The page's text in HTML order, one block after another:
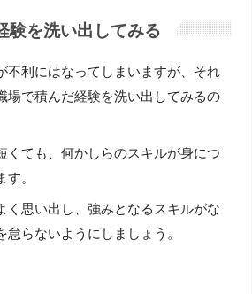
験を洗い出してみる
不利にはなってしまいますが、それ
場で積んだ経験を洗い出してみるの
くても、何かしらのスキルが身につ
。
く思い出し、強みとなるスキルがな
怠らないようにしましょう。